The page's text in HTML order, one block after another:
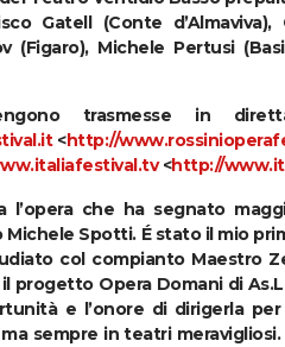
Gatell (Conte
(Figaro), Michele Pertusi
trasmesse in
<http://
<http://
l’opera che ha segnato
Michele Spotti. É stato il mio
col compianto Maestro
il progetto Opera Domani di
e l’onore di dirigerla
sempre in teatri